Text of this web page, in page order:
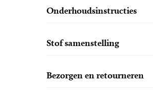
Onderhoudsinstructies
Stof samenstelling
Bezorgen en retourneren